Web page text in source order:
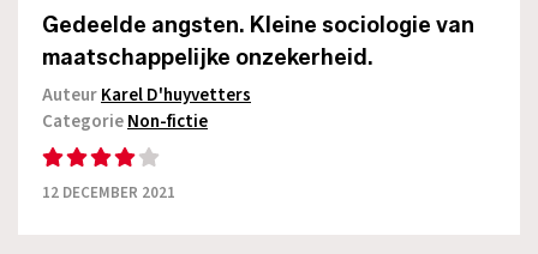
Gedeelde angsten. Kleine sociologie van
maatschappelijke onzekerheid.
AuteurKarel D'huyvetters
CategorieNon-fictie
12 DECEMBER 2021